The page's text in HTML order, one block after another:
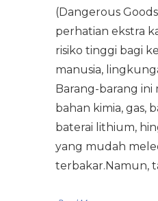
(Dangerous
perhatian ekstra
risiko tinggi bagi
manusia,
Barang-barang ini
bahan kimia, gas,
baterai lithium,
yang mudah
terbakar.Namun,